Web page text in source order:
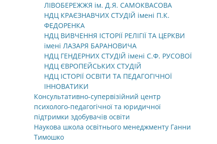
ЛІВОБЕРЕЖЖЯ ім. Д.Я. САМОКВАСОВА
НДЦ КРАЄЗНАВЧИХ СТУДІЙ імені П.К.
ФЕДОРЕНКА
НДЦ ВИВЧЕННЯ ІСТОРІЇ РЕЛІГІЇ ТА ЦЕРКВИ
імені ЛАЗАРЯ БАРАНОВИЧА
НДЦ ГЕНДЕРНИХ СТУДІЙ імені С.Ф. РУСОВОЇ
НДЦ ЄВРОПЕЙСЬКИХ СТУДІЙ
НДЦ ІСТОРІЇ ОСВІТИ ТА ПЕДАГОГІЧНОЇ
ІННОВАТИКИ
Консультативно-супервізійний центр
психолого-педагогічної та юридичної
підтримки здобувачів освіти
Наукова школа освітнього менеджменту Ганни
Тимошко